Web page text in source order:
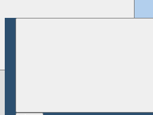
button close ×